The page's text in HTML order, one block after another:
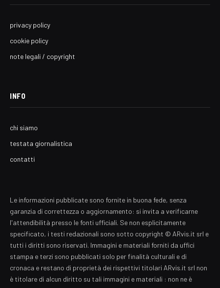
privacy policy
cookie policy
note legali / copyright
INFO
chi siamo
testata giornalistica
contatti
Le informazioni pubblicate sono fornite in buona fede, senza
garanzia di correttezza o aggiornamento: si invita a verificarne
l'attendibilità presso le fonti ufficiali. Se non esplicitamente
specificato, i testi redazionali sono sotto copyright © ARvis.it srl e
tutti i diritti sono riservati. Immagini e materiali forniti da uffici
stampa e terzi sono pubblicati solo per finalità culturali e di
cronaca e restano di proprietà dei rispettivi titolari ARvis.it srl non
è titolare di alcun diritto su tali immagini e materiali : non ne è